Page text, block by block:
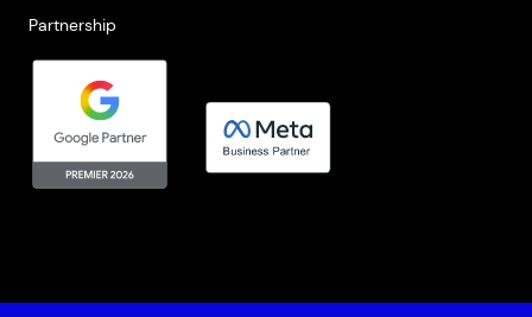
Partnership